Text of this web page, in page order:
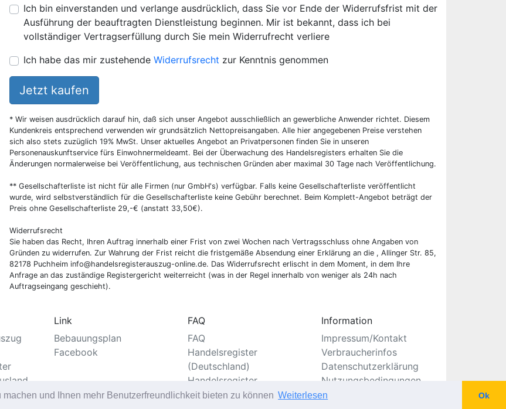
und Ihnen mehr Benutzerfreundlichkeit bieten zu können Weiterlesen Ok
Ich bin einverstanden und verlange ausdrücklich, dass Sie vor Ende der Widerrufsfrist mit der
Ausführung der beauftragten Dienstleistung beginnen. Mir ist bekannt, dass ich bei
vollständiger Vertragserfüllung durch Sie mein Widerrufrecht verliere
Ich habe das mir zustehende Widerrufsrecht zur Kenntnis genommen
Jetzt kaufen
* Wir weisen ausdrücklich darauf hin, daß sich unser Angebot ausschließlich an gewerbliche Anwender richtet. Diesem
Kundenkreis entsprechend verwenden wir grundsätzlich Nettopreisangaben. Alle hier angegebenen Preise verstehen
sich also stets zuzüglich 19% MwSt. Unser aktuelles Angebot an Privatpersonen finden Sie in unseren
Personenauskunftservice fürs Einwohnermeldeamt. Bei der Überwachung des Handelsregisters erhalten Sie die
Änderungen normalerweise bei Veröffentlichung, aus technischen Gründen aber maximal 30 Tage nach Veröffentlichung.
** Gesellschafterliste ist nicht für alle Firmen (nur GmbH's) verfügbar. Falls keine Gesellschafterliste veröffentlicht
wurde, wird selbstverständlich für die Gesellschafterliste keine Gebühr berechnet. Beim Komplett-Angebot beträgt der
Preis ohne Gesellschafterliste 29,-€ (anstatt 33,50€).
Widerrufsrecht
Sie haben das Recht, Ihren Auftrag innerhalb einer Frist von zwei Wochen nach Vertragsschluss ohne Angaben von
Gründen zu widerrufen. Zur Wahrung der Frist reicht die fristgemäße Absendung einer Erklärung an die , Allinger Str. 85,
82178 Puchheim info@handelsregisterauszug-online.de. Das Widerrufsrecht erlischt in dem Moment, in dem Ihre
Anfrage an das zuständige Registergericht weiterreicht (was in der Regel innerhalb von weniger als 24h nach
Auftragseingang geschieht).
Link
Bebauungsplan
Facebook
FAQ
FAQ
Handelsregister
(Deutschland)
Handelsregister
Information
Impressum/Kontakt
Verbraucherinfos
Datenschutzerklärung
Nutzungsbedingungen
Seitenverzeichnis